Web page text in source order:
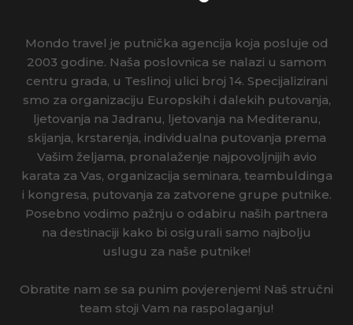
Mondo travel je putnička agencija koja posluje od
2003 godine. Naša poslovnica se nalazi u samom
centru grada, u Teslinoj ulici broj 14. Specijalizirani
smo za organizaciju Europskih i dalekih putovanja,
ljetovanja na Jadranu, ljetovanja na Mediteranu,
skijanja, krstarenja, individualna putovanja prema
Vašim željama, pronalaženje najpovoljnijih avio
karata za Vas, organizacija seminara, teambuldinga
i kongresa, putovanja za zatvorene grupe putnike.
Posebno vodimo pažnju o odabiru naših partnera
na destinaciji kako bi osigurali samo najbolju
uslugu za naše putnike!
Obratite nam se sa punim povjerenjem! Naš stručni
team stoji Vam na raspolaganju!